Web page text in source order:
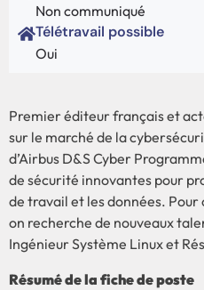
Non communiqué
Télétravail possible
Oui
Premier éditeur français et
sur le marché de la
d’Airbus D&S Cyber
de sécurité innovantes pour
de travail et les données.
on recherche de nouveaux
Ingénieur Système Linux et
Résumé de la fiche de poste